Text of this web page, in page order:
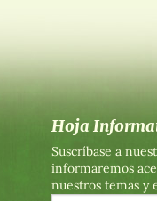
Hoja
Suscríbase a
informaremos
nuestros temas y